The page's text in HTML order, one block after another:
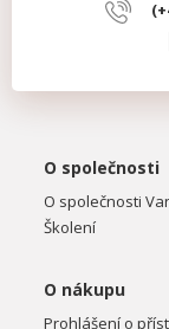
O společnosti
O společnosti
Školení
O nákupu
Prohlášení o